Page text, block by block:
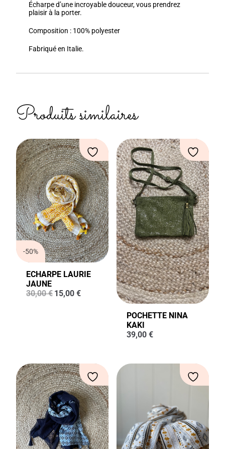
Écharpe d’une incroyable douceur, vous prendrez
plaisir à la porter.
Composition : 100% polyester
Fabriqué en Italie.
Produits similaires
-50%
ECHARPE LAURIE
JAUNE
30,00€ Le
15,00 €Le
POCHETTE NINA
KAKI
39,00 €